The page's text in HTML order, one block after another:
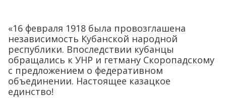
«16 февраля 1918 была провозглашена
независимость Кубанской народной
республики. Впоследствии кубанцы
обращались к УНР и гетману Скоропадскому
с предложением о федеративном
объединении. Настоящее казацкое
единство!